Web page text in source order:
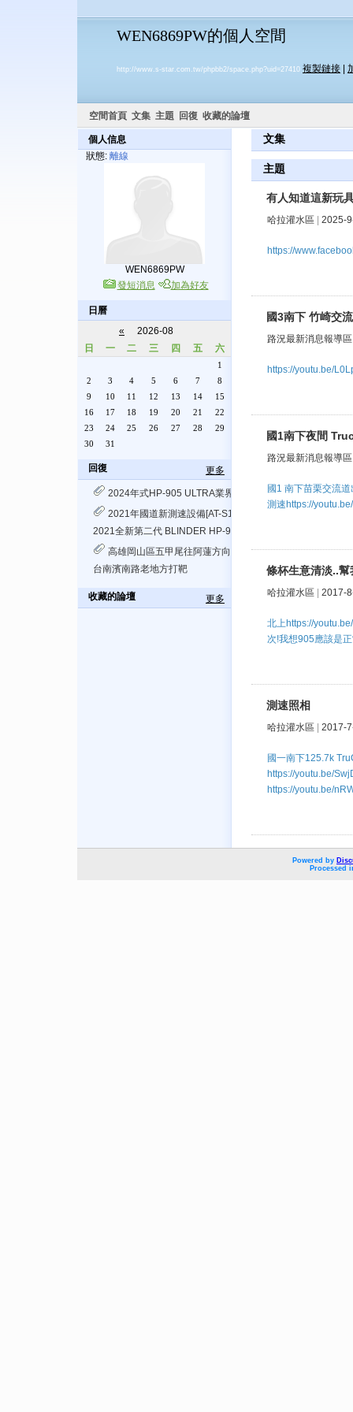
WEN6869PW的個人空間
http://www.s-star.com.tw/phpbb2/space.php?uid=27410 複製鏈接
空間首頁 文集 主題 回復 收藏的論壇
個人信息
狀態: 離線
WEN6869PW
發短消息
加為好友
日曆
«
2026-08
日
一 二 三 四 五 六
1
2
3 4 5 6 7
8
9
10 11 12 13 14
15
16
17 18 19 20 21
22
23
24 25 26 27 28
29
30
31
回復 更多
2024年式HP-905 ULTRA業界最強規格軍規3LD版本
2021年國道新測速設備[AT-S1手提式雷達測速照相儀]
2021全新第二代 BLINDER HP-905 Performance
高雄岡山區五甲尾往阿蓮方向員警車上打靶
台南濱南路老地方打靶
收藏的論壇 更多
文集
主題
有人知道這新玩
哈拉灌水區 2025-
https://
國3南下 竹崎交
路況最新消息報導區
https://youtu.be/
國1南下夜間
路況最新消息報導區
國1 南下苗栗交流
測速https://
條杯生意清淡..
哈拉灌水區 2017-
北上https://
次!我想905應該是
測速照相
哈拉灌水區 2017-
國一南下125.7k
https://youtu.be/
https://youtu.be/
Powered by
Processed